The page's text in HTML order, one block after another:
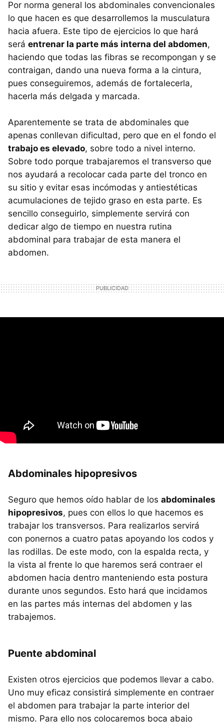
Por norma general los abdominales convencionales
lo que hacen es que desarrollemos la musculatura
hacia afuera. Este tipo de ejercicios lo que hará
será entrenar la parte más interna del abdomen,
haciendo que todas las fibras se recompongan y se
contraigan, dando una nueva forma a la cintura,
pues conseguiremos, además de fortalecerla,
hacerla más delgada y marcada.
Aparentemente se trata de abdominales que
apenas conllevan dificultad, pero que en el fondo el
trabajo es elevado, sobre todo a nivel interno.
Sobre todo porque trabajaremos el transverso que
nos ayudará a recolocar cada parte del tronco en
su sitio y evitar esas incómodas y antiestéticas
acumulaciones de tejido graso en esta parte. Es
sencillo conseguirlo, simplemente servirá con
dedicar algo de tiempo en nuestra rutina
abdominal para trabajar de esta manera el
abdomen.
Abdominales hipopresivos
Seguro que hemos oído hablar de los abdominales
hipopresivos, pues con ellos lo que hacemos es
trabajar los transversos. Para realizarlos servirá
con ponernos a cuatro patas apoyando los codos y
las rodillas. De este modo, con la espalda recta, y
la vista al frente lo que haremos será contraer el
abdomen hacia dentro manteniendo esta postura
durante unos segundos. Esto hará que incidamos
en las partes más internas del abdomen y las
trabajemos.
Puente abdominal
Existen otros ejercicios que podemos llevar a cabo.
Uno muy eficaz consistirá simplemente en contraer
el abdomen para trabajar la parte interior del
mismo. Para ello nos colocaremos boca abajo